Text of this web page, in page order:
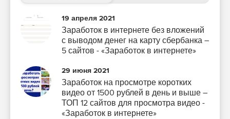
19 апреля 2021
Заработок в интернете без вложений
с выводом денег на карту сбербанка –
5 сайтов - «Заработок в интернете»
29 июня 2021
Заработок на просмотре коротких
видео от 1500 рублей в день и выше –
ТОП 12 сайтов для просмотра видео -
«Заработок в интернете»